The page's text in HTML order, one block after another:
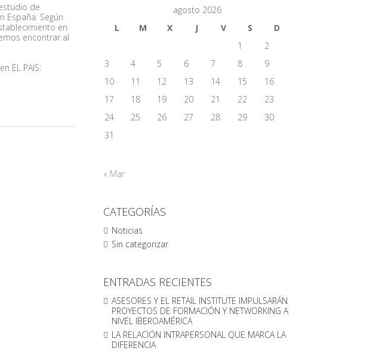
de
España. Según
en
encontrar al
EL PAIS:
agosto 2026
L
M X J V S
D
1
2
3
4 5 6 7 8
9
10
11 12 13 14 15
16
17
18 19 20 21 22
23
24
25 26 27 28 29
30
31
« Mar
CATEGORÍAS
Noticias
Sin categorizar
ENTRADAS RECIENTES
ASESORES Y EL RETAIL INSTITUTE IMPULSARÁN
PROYECTOS DE FORMACIÓN Y NETWORKING A
NIVEL IBEROAMÉRICA
LA RELACIÓN INTRAPERSONAL QUE MARCA LA
DIFERENCIA